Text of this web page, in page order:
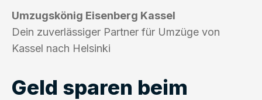
Umzugskönig Eisenberg Kassel
Dein zuverlässiger Partner für Umzüge von
Kassel nach Helsinki
Geld sparen beim